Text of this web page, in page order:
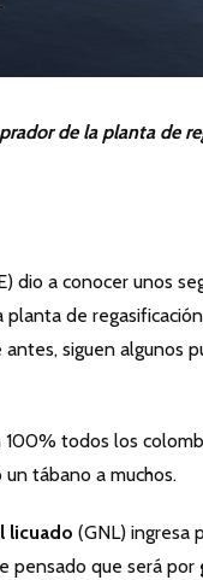
de la planta de
dio a conocer unos
de
siguen algunos
todos los
tábano a muchos.
licuado (GNL) ingresa
pensado que será por